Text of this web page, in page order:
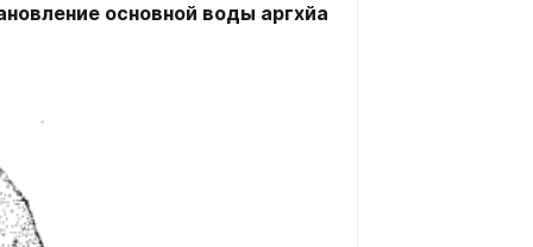
основной воды аргхйа